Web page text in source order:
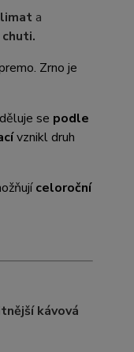
a
Zrno je
se podle
vznikl druh
celoroční
kávová